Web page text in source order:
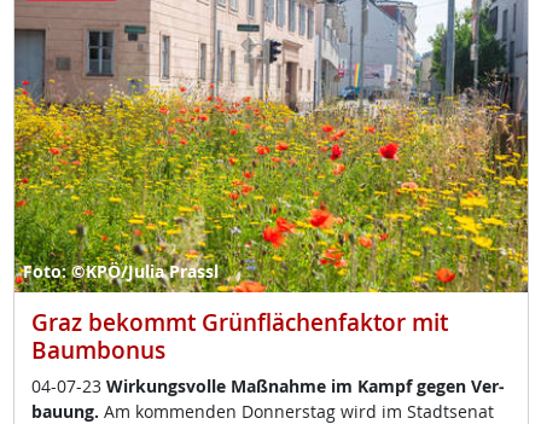
Foto: ©KPÖ/Julia Prassl
Graz bekommt Grünflächenfaktor mit
Baumbonus
04-07-23 Wir­kungs­vol­le Maß­nah­me im Kampf ge­gen Ver­
bau­ung. Am kom­men­den Don­ners­tag wird im Stadt­se­nat